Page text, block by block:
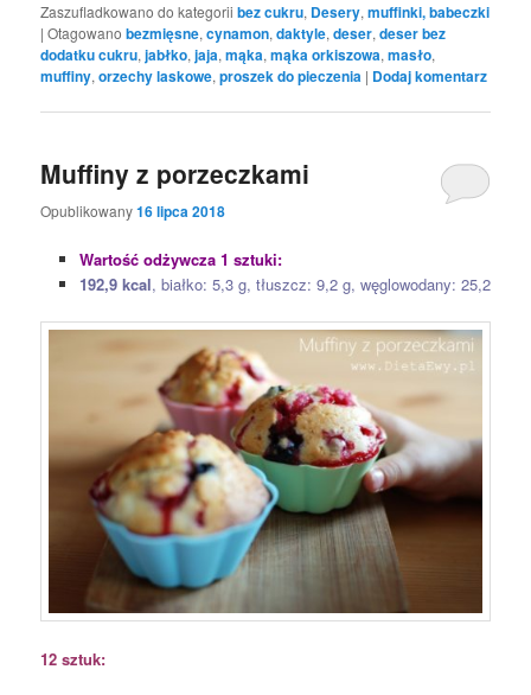
Zaszufladkowano do kategorii bez cukru, Desery,muffinki, babeczki
|Otagowano bezmięsne,cynamon,daktyle,deser,deser bez
dodatku cukru,jabłko,jaja,mąka,mąka orkiszowa,masło,
muffiny,orzechy laskowe,proszek do pieczenia | Dodaj komentarz
Muffiny z porzeczkami
Opublikowany16 lipca 2018
Wartość odżywcza 1 sztuki:
192,9 kcal, białko: 5,3 g, tłuszcz: 9,2 g, węglowodany: 25,2
12 sztuk: